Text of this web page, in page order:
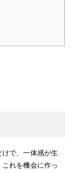
で、一体感が生
れを機会に作っ